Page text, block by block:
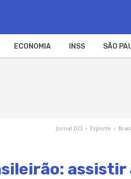
ECONOMIA INSS SÃO
Jornal DCI › Esporte ›
assistir